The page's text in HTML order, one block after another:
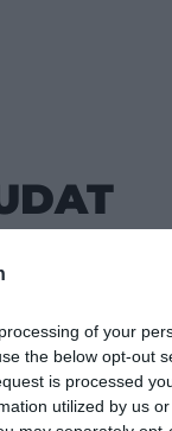
of your
the below opt-out
is processed
utilized by us
turistákat
20 ezer